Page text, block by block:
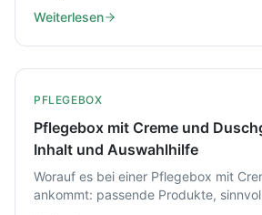
Weiterlesen
PFLEGEBOX
Pflegebox mit Creme und
Inhalt und Auswahlhilfe
Worauf es bei einer Pflegebox mit
ankommt: passende Produkte,